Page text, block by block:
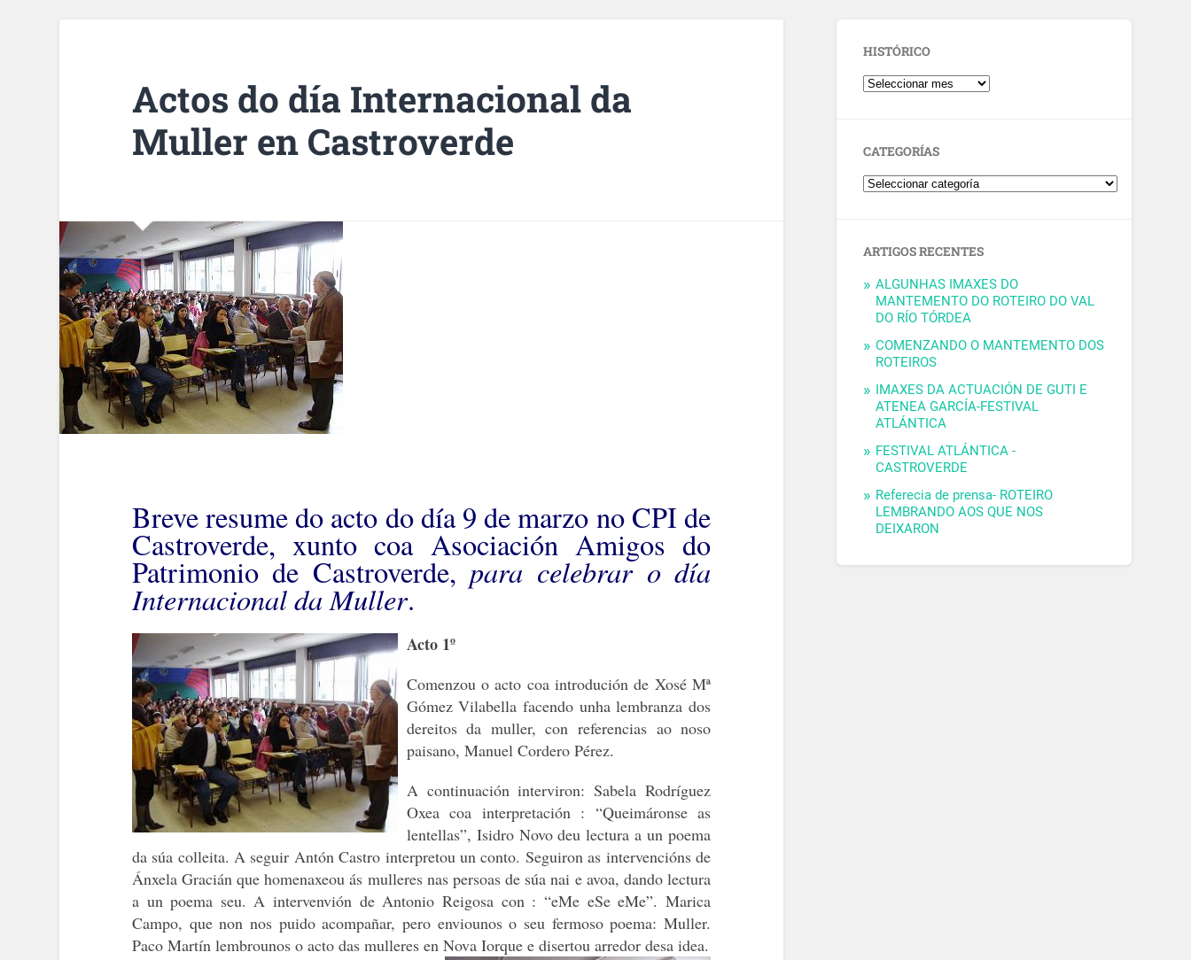
Actos do día Internacional da
Muller en Castroverde
Breve resume do acto do día 9 de marzo no CPI de
Castroverde, xunto coa Asociación Amigos do
Patrimonio de Castroverde,para celebrar o día
Internacional da Muller.
Acto 1º
Comenzou o acto coa introdución de Xosé Mª
Gómez Vilabella facendo unha lembranza dos
dereitos da muller, con referencias ao noso
paisano, Manuel Cordero Pérez.
A continuación interviron: Sabela Rodríguez
Oxea coa interpretación : “Queimáronse as
lentellas”, Isidro Novo deu lectura a un poema
da súa colleita. A seguir Antón Castro interpretou un conto. Seguiron as intervencións de
Ánxela Gracián que homenaxeou ás mulleres nas persoas de súa nai e avoa, dando lectura
a un poema seu. A intervenvión de Antonio Reigosa con : “eMe eSe eMe”. Marica
Campo, que non nos puido acompañar, pero enviounos o seu fermoso poema: Muller.
Paco Martín lembrounos o acto das mulleres en Nova Iorque e disertou arredor desa idea.
HISTÓRICO
CATEGORÍAS
ARTIGOS RECENTES
ALGUNHAS IMAXES DO
MANTEMENTO DO ROTEIRO DO VAL
DO RÍO TÓRDEA
COMENZANDO O MANTEMENTO DOS
ROTEIROS
IMAXES DA ACTUACIÓN DE GUTI E
ATENEA GARCÍA-FESTIVAL
ATLÁNTICA
FESTIVAL ATLÁNTICA -
CASTROVERDE
Referecia de prensa- ROTEIRO
LEMBRANDO AOS QUE NOS
DEIXARON